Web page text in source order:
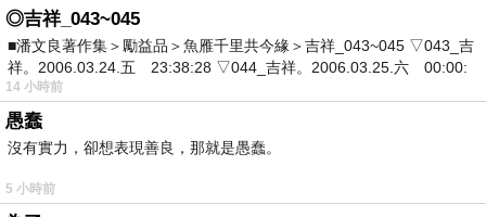
日前想購入
曜越 Suppressor F51 E-ATX中直立式機殼
CA-1E1-00M1NN-00，問過幾間經銷商都表示舊款已經賣
完，已沒有舊款庫存了，剛好看到燦坤快3網頁上還有
賣，就線上預約到門市付款取貨。有的時候這些商品的價
格還真的頗殺的，於是乎，這一款CP值破表的：
Suppressor F51 E-ATX中直立式機殼 CA-1E1-00M1NN-
00
◎吉祥_043~045
■潘文良著作集＞勵益品＞魚雁千里共今緣＞吉祥_043~045 ▽043_吉
祥。2006.03.24.五 23:38:28 ▽044_吉祥。2006.03.25.六 00:00:
14 小時前
愚蠢
沒有實力，卻想表現善良，那就是愚蠢。
5 小時前